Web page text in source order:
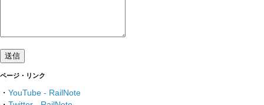
ページ・リンク
・ YouTube - RailNote